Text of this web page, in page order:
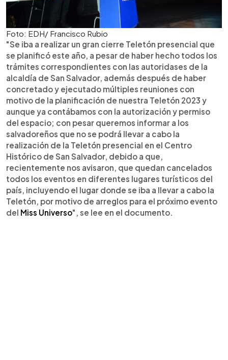
Foto: EDH/ Francisco Rubio
"Se iba a realizar un gran cierre Teletón presencial que
se planificó este año, a pesar de haber hecho todos los
trámites correspondientes con las autoridases de la
alcaldía de San Salvador, además después de haber
concretado y ejecutado múltiples reuniones con
motivo de la planificación de nuestra Teletón 2023 y
aunque ya contábamos con la autorización y permiso
del espacio; con pesar queremos informar a los
salvadoreños que no se podrá llevar a cabo la
realización de la Teletón presencial en el Centro
Histórico de San Salvador, debido a que,
recientemente nos avisaron, que quedan cancelados
todos los eventos en diferentes lugares turísticos del
país, incluyendo el lugar donde se iba a llevar a cabo la
Teletón, por motivo de arreglos para el próximo evento
del Miss Universo", se lee en el documento.